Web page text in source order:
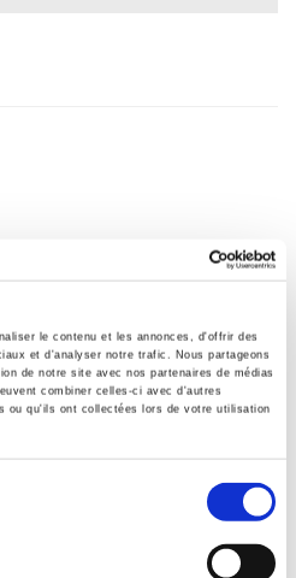
le contenu et les annonces, d'offrir des
et d'analyser notre trafic. Nous partageons
de notre site avec nos partenaires de médias
combiner celles-ci avec d'autres
ou qu'ils ont collectées lors de votre utilisation